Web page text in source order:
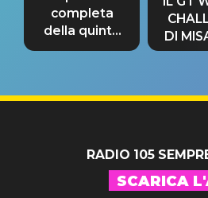
completa
della quinta
tappa
DI
RADIO 105
SCARICA